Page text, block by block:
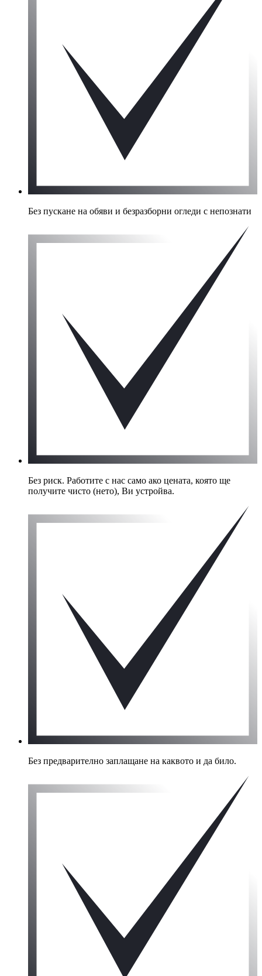
Без пускане на обяви и безразборни огледи с непознати
Без риск. Работите с нас само ако цената, която ще
получите чисто (нето), Ви устройва.
Без предварително заплащане на каквото и да било.